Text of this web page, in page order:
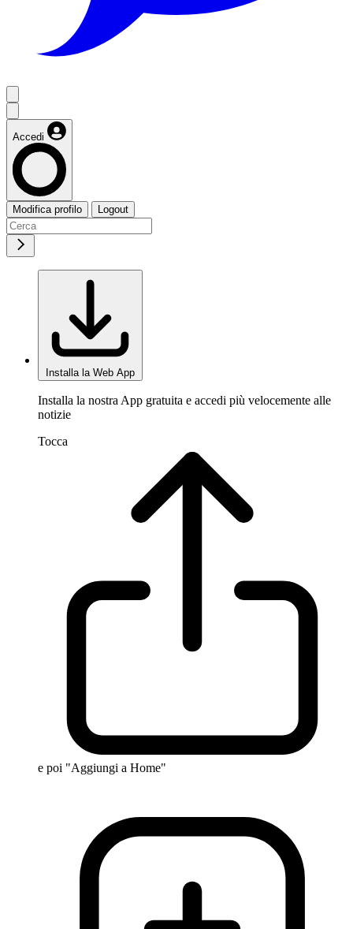
Accedi
Modifica profilo Logout
Installa la Web App
Installa la nostra App gratuita e accedi più velocemente alle
notizie
Tocca
e poi "Aggiungi a Home"